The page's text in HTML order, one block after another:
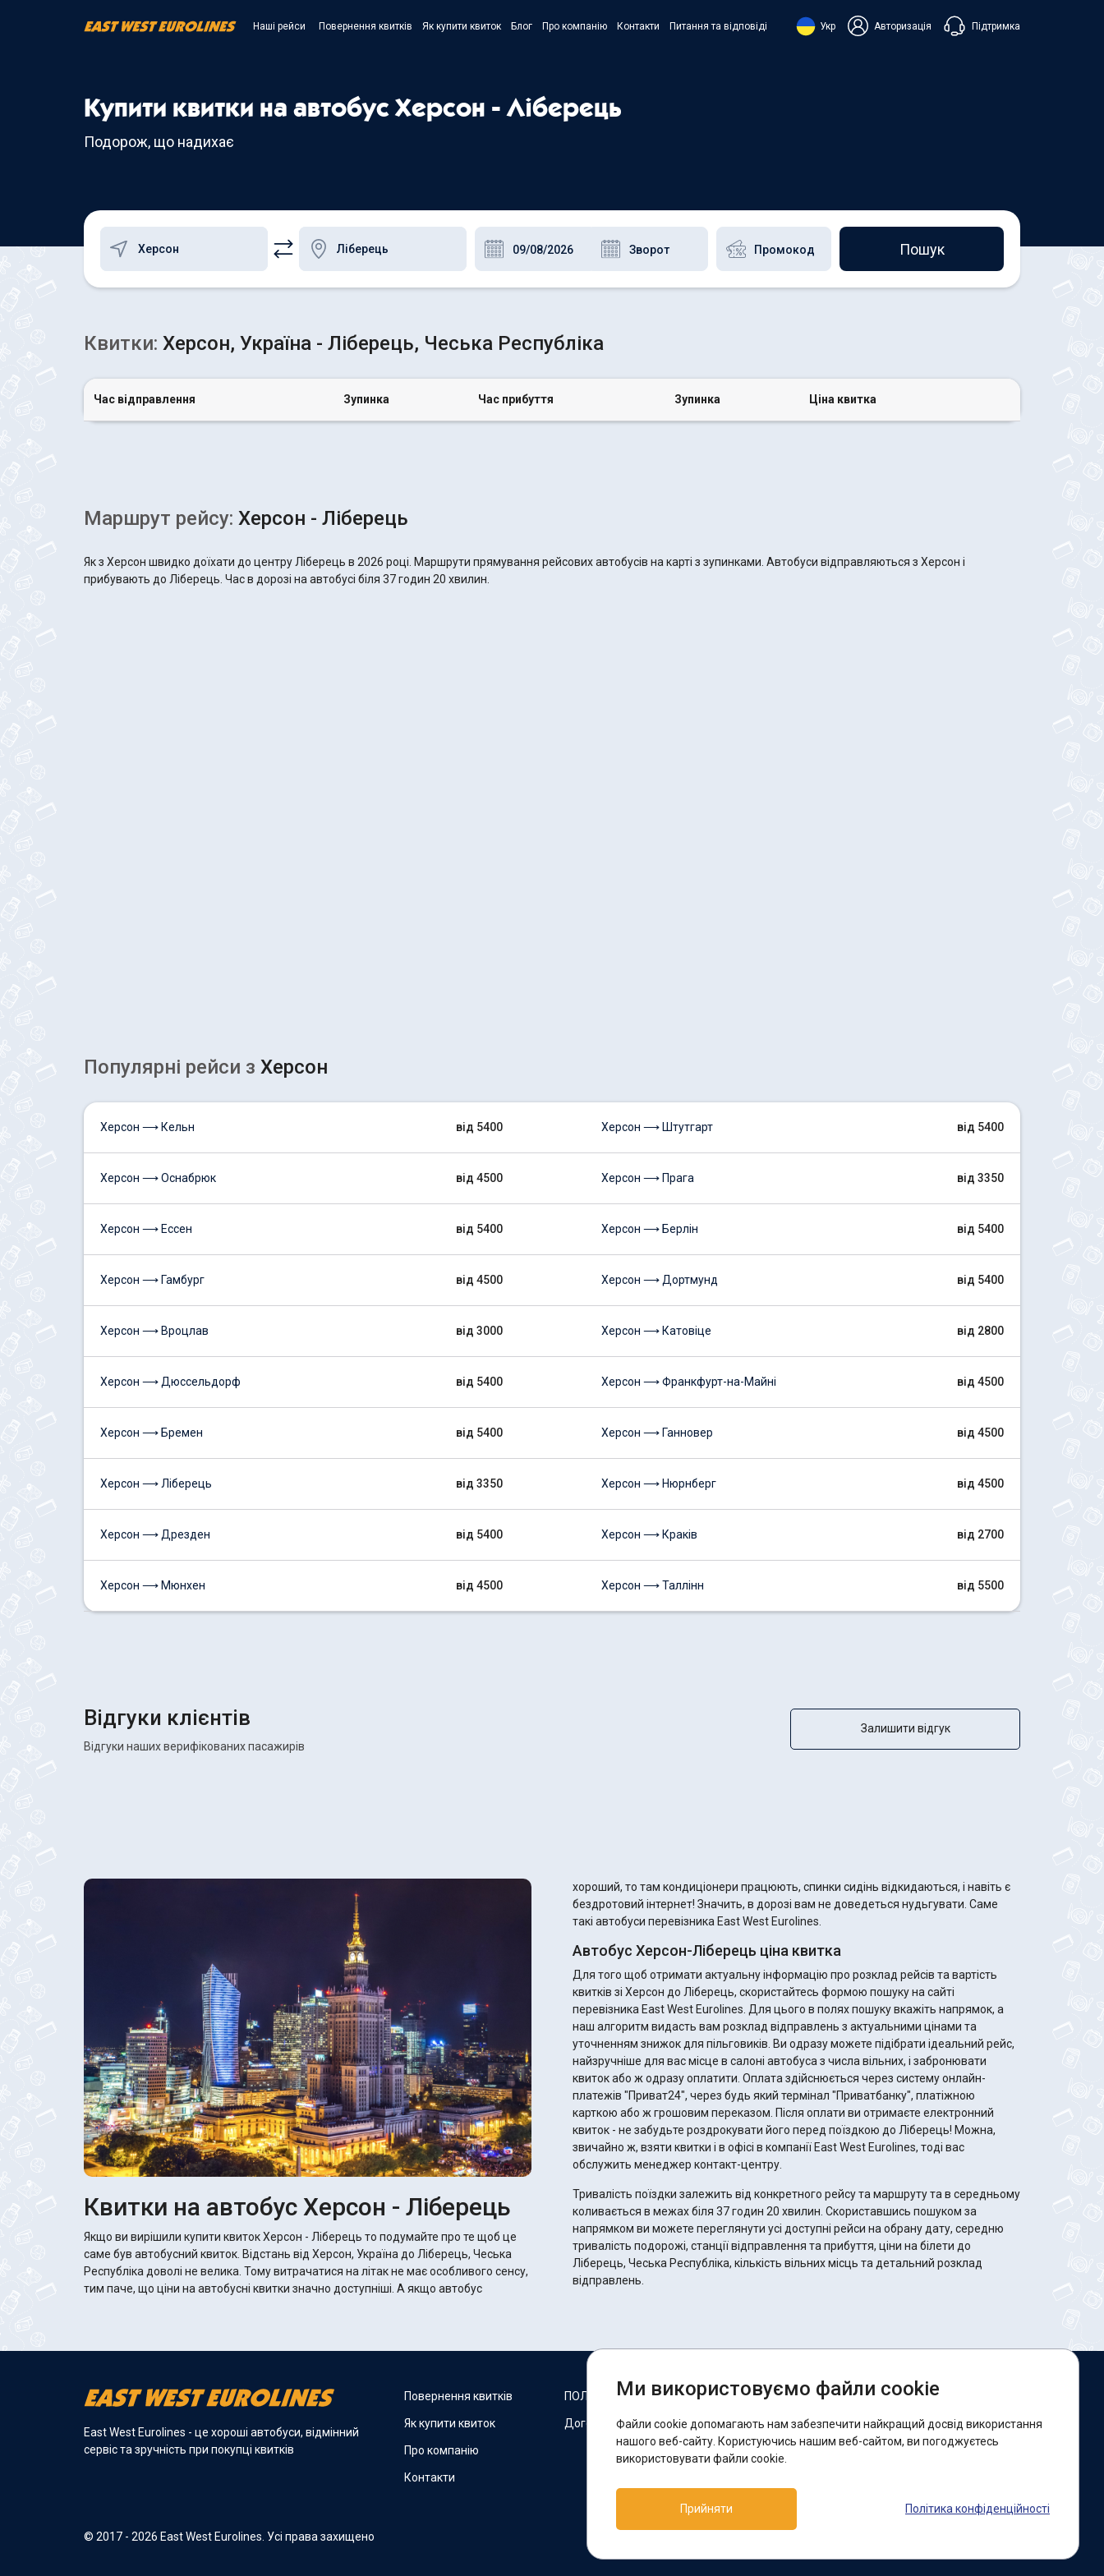
Наші рейси Повернення квитків Як купити квиток Блог Про компанію Контакти Питання та відповіді Укр Авторизація Підтримка
Чат в Messenger
Купити квитки на автобус Херсон - Ліберець
Подорож, що надихає
Пошук
Квитки: Херсон, Україна - Ліберець, Чеська Республіка
Час відправлення Зупинка Час прибуття Зупинка Ціна квитка
Маршрут рейсу: Херсон - Ліберець
Як з Херсон швидко доїхати до центру Ліберець в 2026 році. Маршрути прямування рейсових автобусів на карті з зупинками. Автобуси відправляються з Херсон і
прибувають до Ліберець. Час в дорозі на автобусі біля 37 годин 20 хвилин.
Популярні рейcи з Херсон
Херсон ⟶ Кельн від 5400
Херсон ⟶ Оснабрюк від 4500
Херсон ⟶ Ессен від 5400
Херсон ⟶ Гамбург від 4500
Херсон ⟶ Вроцлав від 3000
Херсон ⟶ Дюссельдорф від 5400
Херсон ⟶ Бремен від 5400
Херсон ⟶ Ліберець від 3350
Херсон ⟶ Дрезден від 5400
Херсон ⟶ Мюнхен від 4500
Херсон ⟶ Штутгарт від 5400
Херсон ⟶ Прага від 3350
Херсон ⟶ Берлін від 5400
Херсон ⟶ Дортмунд від 5400
Херсон ⟶ Катовіце від 2800
Херсон ⟶ Франкфурт-на-Майні від 4500
Херсон ⟶ Ганновер від 4500
Херсон ⟶ Нюрнберг від 4500
Херсон ⟶ Краків від 2700
Херсон ⟶ Таллінн від 5500
Відгуки клієнтів
Відгуки наших верифікованих пасажирів
Залишити відгук
Квитки на автобус Херсон - Ліберець
Якщо ви вирішили купити квиток Херсон - Ліберець то подумайте про те щоб це
саме був автобусний квиток. Відстань від Херсон, Україна до Ліберець, Чеська
Республіка доволі не велика. Тому витрачатися на літак не має особливого сенсу,
тим паче, що ціни на автобусні квитки значно доступніші. А якщо автобус
хороший, то там кондиціонери працюють, спинки сидінь відкидаються, і навіть є
бездротовий інтернет! Значить, в дорозі вам не доведеться нудьгувати. Саме
такі автобуси перевізника East West Eurolines.
Автобус Херсон-Ліберець ціна квитка
Для того щоб отримати актуальну інформацію про розклад рейсів та вартість
квитків зі Херсон до Ліберець, скористайтесь формою пошуку на сайті
перевізника East West Eurolines. Для цього в полях пошуку вкажіть напрямок, а
наш алгоритм видасть вам розклад відправлень з актуальними цінами та
уточненням знижок для пільговиків. Ви одразу можете підібрати ідеальний рейс,
найзручніше для вас місце в салоні автобуса з числа вільних, і забронювати
квиток або ж одразу оплатити. Оплата здійснюється через систему онлайн-
платежів "Приват24", через будь який термінал "Приватбанку", платіжною
карткою або ж грошовим переказом. Після оплати ви отримаєте електронний
квиток - не забудьте роздрокувати його перед поїздкою до Ліберець! Можна,
звичайно ж, взяти квитки і в офісі в компанії East West Eurolines, тоді вас
обслужить менеджер контакт-центру.
Тривалість поїздки залежить від конкретного рейсу та маршруту та в середньому
коливається в межах біля 37 годин 20 хвилин. Скориставшись пошуком за
напрямком ви можете переглянути усі доступні рейси на обрану дату, середню
тривалість подорожі, станції відправлення та прибуття, ціни на білети до
Ліберець, Чеська Республіка, кількість вільних місць та детальний розклад
відправлень.
East West Eurolines - це хороші автобуси, відмінний
сервіс та зручність при покупці квитків
© 2017 - 2026 East West Eurolines. Усі права захищено
Повернення квитків
Як купити квиток
Про компанію
Контакти
ПОЛІТИКА COOKIES
Договір оферти
Ми в соцмережах:
Facebook
Підтримка:
Telegram-бот
Ми використовуємо файли cookie
Файли cookie допомагають нам забезпечити найкращий досвід використання
нашого веб-сайту. Користуючись нашим веб-сайтом, ви погоджуєтесь
використовувати файли cookie.
Прийняти Політика конфіденційності